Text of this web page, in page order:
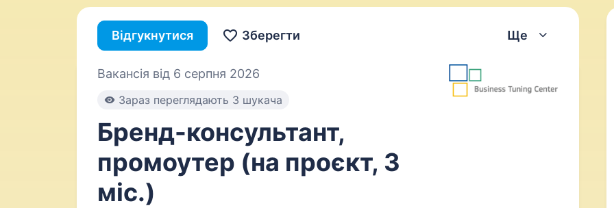
Відгукнутися Зберегти Ще
Вакансія від 6 серпня 2026
Зараз переглядають 3 шукача
Бренд-консультант,
промоутер (на проєкт, 3
міс.)